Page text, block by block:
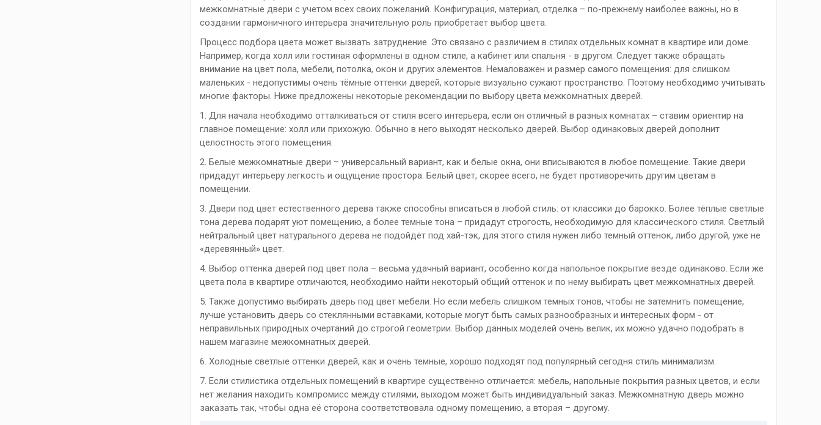
межкомнатные двери с учетом всех своих пожеланий. Конфигурация, материал, отделка – по-прежнему наиболее важны, но в
создании гармоничного интерьера значительную роль приобретает выбор цвета.
Процесс подбора цвета может вызвать затруднение. Это связано с различием в стилях отдельных комнат в квартире или доме.
Например, когда холл или гостиная оформлены в одном стиле, а кабинет или спальня - в другом. Следует также обращать
внимание на цвет пола, мебели, потолка, окон и других элементов. Немаловажен и размер самого помещения: для слишком
маленьких - недопустимы очень тёмные оттенки дверей, которые визуально сужают пространство. Поэтому необходимо учитывать
многие факторы. Ниже предложены некоторые рекомендации по выбору цвета межкомнатных дверей.
1. Для начала необходимо отталкиваться от стиля всего интерьера, если он отличный в разных комнатах – ставим ориентир на
главное помещение: холл или прихожую. Обычно в него выходят несколько дверей. Выбор одинаковых дверей дополнит
целостность этого помещения.
2. Белые межкомнатные двери – универсальный вариант, как и белые окна, они вписываются в любое помещение. Такие двери
придадут интерьеру легкость и ощущение простора. Белый цвет, скорее всего, не будет противоречить другим цветам в
помещении.
3. Двери под цвет естественного дерева также способны вписаться в любой стиль: от классики до барокко. Более тёплые светлые
тона дерева подарят уют помещению, а более темные тона – придадут строгость, необходимую для классического стиля. Светлый
нейтральный цвет натурального дерева не подойдёт под хай-тэк, для этого стиля нужен либо темный оттенок, либо другой, уже не
«деревянный» цвет.
4. Выбор оттенка дверей под цвет пола – весьма удачный вариант, особенно когда напольное покрытие везде одинаково. Если же
цвета пола в квартире отличаются, необходимо найти некоторый общий оттенок и по нему выбирать цвет межкомнатных дверей.
5. Также допустимо выбирать дверь под цвет мебели. Но если мебель слишком темных тонов, чтобы не затемнить помещение,
лучше установить дверь со стеклянными вставками, которые могут быть самых разнообразных и интересных форм - от
неправильных природных очертаний до строгой геометрии. Выбор данных моделей очень велик, их можно удачно подобрать в
нашем магазине межкомнатных дверей.
6. Холодные светлые оттенки дверей, как и очень темные, хорошо подходят под популярный сегодня стиль минимализм.
7. Если стилистика отдельных помещений в квартире существенно отличается: мебель, напольные покрытия разных цветов, и если
нет желания находить компромисс между стилями, выходом может быть индивидуальный заказ. Межкомнатную дверь можно
заказать так, чтобы одна её сторона соответствовала одному помещению, а вторая – другому.